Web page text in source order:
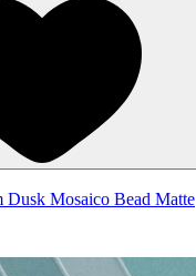
Dusk Mosaico Bead Matte